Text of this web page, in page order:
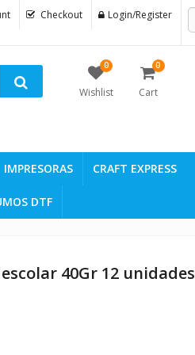
Checkout Login/Register
0
Wishlist
0
Cart
IMPRESORAS CRAFT EXPRESS
DTF
40Gr 12 unidades